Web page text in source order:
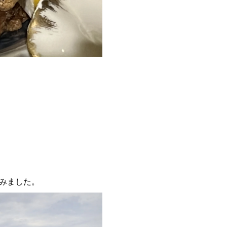
ました。